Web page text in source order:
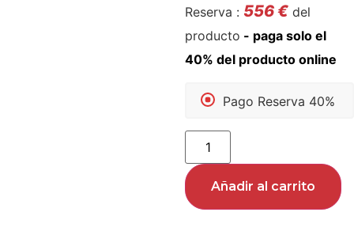
Reserva : 556€ del
producto
Pago Reserva 40%
Añadir al carrito